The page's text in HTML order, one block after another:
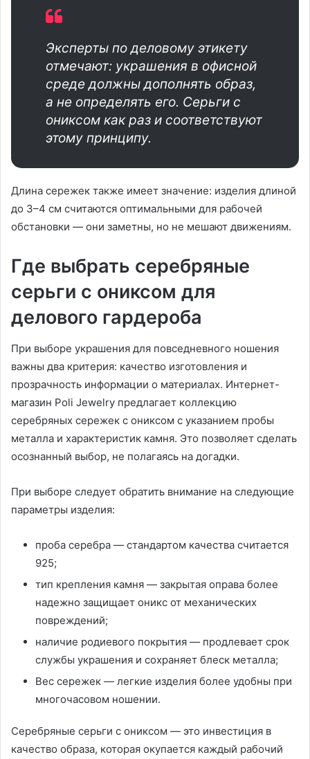
Эксперты по деловому этикету
отмечают: украшения в офисной
среде должны дополнять образ,
а не определять его. Серьги с
ониксом как раз и соответствуют
этому принципу.
Длина сережек также имеет значение: изделия длиной
до 3–4 см считаются оптимальными для рабочей
обстановки — они заметны, но не мешают движениям.
Где выбрать серебряные
серьги с ониксом для
делового гардероба
При выборе украшения для повседневного ношения
важны два критерия: качество изготовления и
прозрачность информации о материалах. Интернет-
магазин Poli Jewelry предлагает коллекцию
серебряных сережек с ониксом с указанием пробы
металла и характеристик камня. Это позволяет сделать
осознанный выбор, не полагаясь на догадки.
При выборе следует обратить внимание на следующие
параметры изделия:
проба серебра — стандартом качества считается
925;
тип крепления камня — закрытая оправа более
надежно защищает оникс от механических
повреждений;
наличие родиевого покрытия — продлевает срок
службы украшения и сохраняет блеск металла;
Вес сережек — легкие изделия более удобны при
многочасовом ношении.
Серебряные серьги с ониксом — это инвестиция в
качество образа, которая окупается каждый рабочий